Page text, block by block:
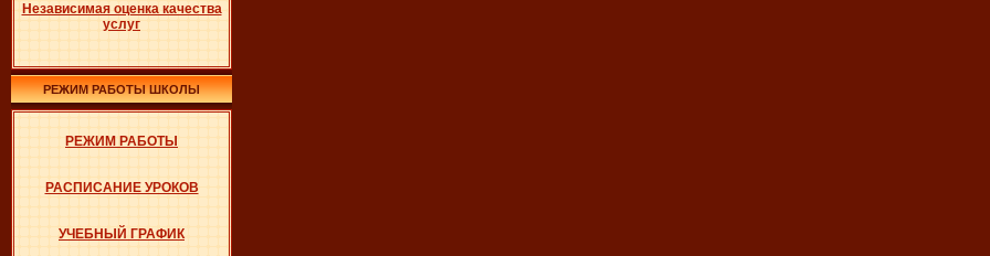
Независимая оценка качества
услуг
РЕЖИМ РАБОТЫ ШКОЛЫ
РЕЖИМ РАБОТЫ
РАСПИСАНИЕ УРОКОВ
УЧЕБНЫЙ ГРАФИК